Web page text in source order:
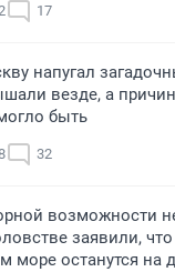
17
напугал
везде, а
быть
32
возможности
заявили,
море останутся на